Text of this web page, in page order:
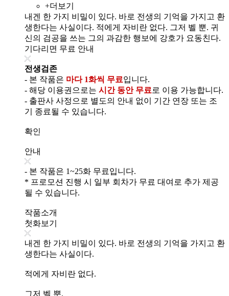
+더보기
내겐 한 가지 비밀이 있다. 바로 전생의 기억을 가지고 환
생한다는 사실이다. 적에게 자비란 없다. 그저 벨 뿐. 귀
신의 검공을 쓰는 그의 과감한 행보에 강호가 요동친다.
기다리면 무료 안내
전생검존
- 본 작품은 마다 1화씩 무료입니다.
- 해당 이용권으로는 시간 동안 무료 로 이용 가능합니다.
- 출판사 사정으로 별도의 안내 없이 기간 연장 또는 조
기 종료될 수 있습니다.
확인
안내
- 본 작품은 1~25화 무료입니다.
* 프로모션 진행 시 일부 회차가 무료 대여로 추가 제공
될 수 있습니다.
작품소개
첫화보기
내겐 한 가지 비밀이 있다. 바로 전생의 기억을 가지고 환
생한다는 사실이다.
적에게 자비란 없다.
그저 벨 뿐.